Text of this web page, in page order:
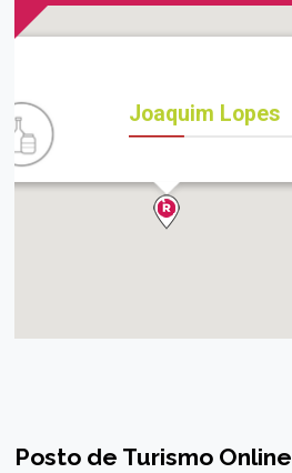
Joaquim Lopes
Posto de Turismo Online